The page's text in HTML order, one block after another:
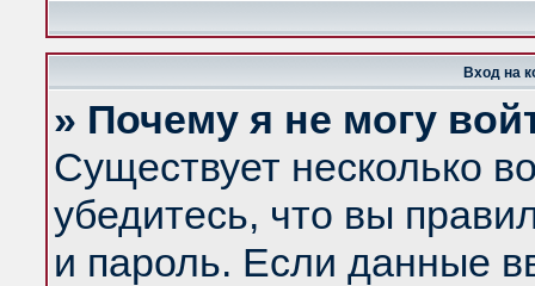
Вход на
» Почему я не могу
Существует несколько
убедитесь, что вы
и пароль. Если данные